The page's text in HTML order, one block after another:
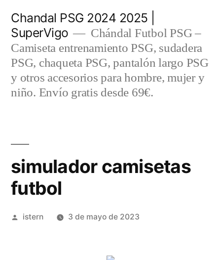
contenido
Chandal PSG 2024 2025 |
SuperVigo
Chándal Futbol PSG –
Camiseta entrenamiento PSG, sudadera
PSG, chaqueta PSG, pantalón largo PSG
y otros accesorios para hombre, mujer y
niño. Envío gratis desde 69€.
simulador camisetas
futbol
Publicado
istern 3 de mayo de 2023